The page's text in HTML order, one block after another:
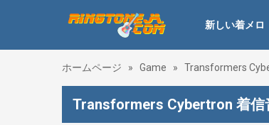
新しい着メロ
ホームページ » Game » Transformers
Transformers Cybertron 着信